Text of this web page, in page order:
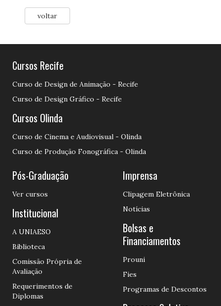
voltar
Cursos Recife
Curso de Design de Animação - Recife
Curso de Design Gráfico - Recife
Cursos Olinda
Curso de Cinema e Audiovisual - Olinda
Curso de Produção Fonográfica - Olinda
Pós-Graduação
Ver cursos
Institucional
A UNIAESO
Biblioteca
Comissão Própria de
Avaliação
Requerimentos de
Diplomas
Imprensa
Clipagem Eletrônica
Notícias
Bolsas e
Financiamentos
Prouni
Fies
Programas de Descontos